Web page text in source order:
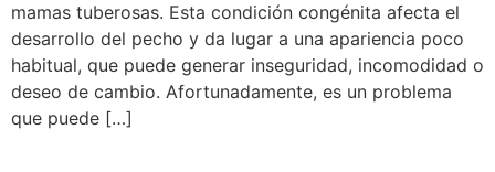
mamas tuberosas. Esta condición congénita afecta el
desarrollo del pecho y da lugar a una apariencia poco
habitual, que puede generar inseguridad, incomodidad o
deseo de cambio. Afortunadamente, es un problema
que puede […]